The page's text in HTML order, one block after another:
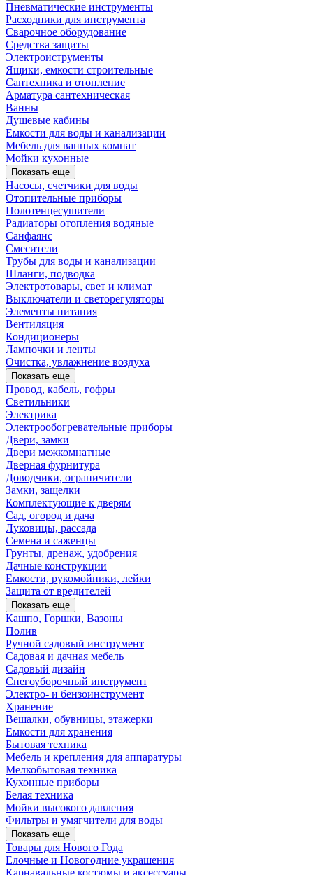
Пневматические инструменты
Расходники для инструмента
Сварочное оборудование
Средства защиты
Электроиструменты
Ящики, емкости строительные
Сантехника и отопление
Арматура сантехническая
Ванны
Душевые кабины
Емкости для воды и канализации
Мебель для ванных комнат
Мойки кухонные
Показать еще
Насосы, счетчики для воды
Отопительные приборы
Полотенцесушители
Радиаторы отопления водяные
Санфаянс
Смесители
Трубы для воды и канализации
Шланги, подводка
Электротовары, свет и климат
Выключатели и светорегуляторы
Элементы питания
Вентиляция
Кондиционеры
Лампочки и ленты
Очистка, увлажнение воздуха
Показать еще
Провод, кабель, гофры
Светильники
Электрика
Электрообогревательные приборы
Двери, замки
Двери межкомнатные
Дверная фурнитура
Доводчики, ограничители
Замки, защелки
Комплектующие к дверям
Сад, огород и дача
Луковицы, рассада
Семена и саженцы
Грунты, дренаж, удобрения
Дачные конструкции
Емкости, рукомойники, лейки
Защита от вредителей
Показать еще
Кашпо, Горшки, Вазоны
Полив
Ручной садовый инструмент
Садовая и дачная мебель
Садовый дизайн
Снегоуборочный инструмент
Электро- и бензоинструмент
Хранение
Вешалки, обувницы, этажерки
Емкости для хранения
Бытовая техника
Мебель и крепления для аппаратуры
Мелкобытовая техника
Кухонные приборы
Белая техника
Мойки высокого давления
Фильтры и умягчители для воды
Показать еще
Товары для Нового Года
Елочные и Новогодние украшения
Карнавальные костюмы и аксессуары